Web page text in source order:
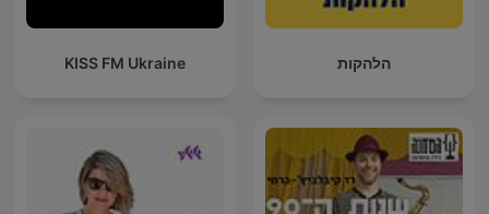
הלהקות KISS FM Ukraine